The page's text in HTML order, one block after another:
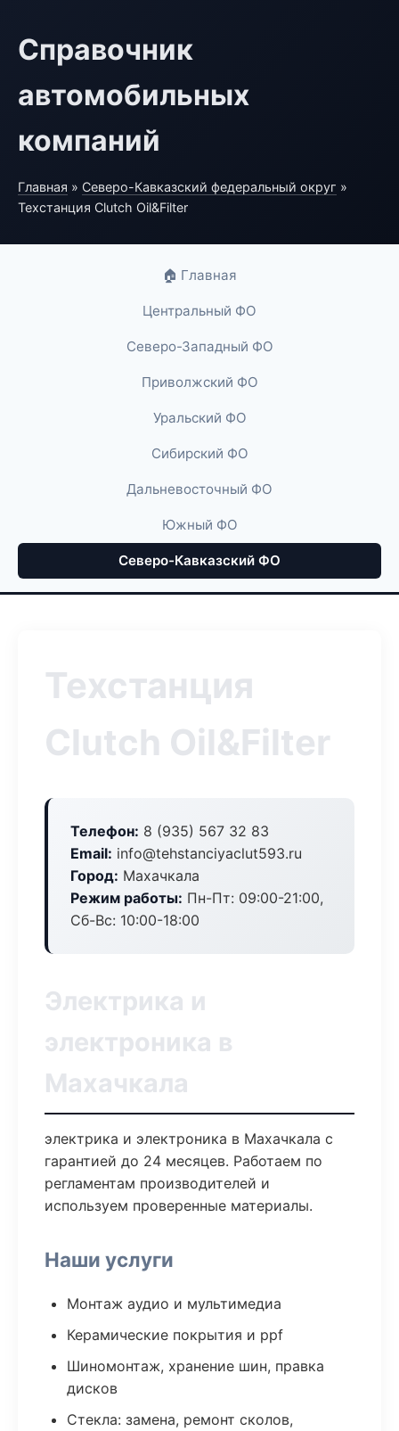
Справочник
автомобильных
компаний
Главная » Северо-Кавказский федеральный округ »
Техстанция Clutch Oil&Filter
🏠 Главная
Центральный ФО
Северо-Западный ФО
Приволжский ФО
Уральский ФО
Сибирский ФО
Дальневосточный ФО
Южный ФО
Северо-Кавказский ФО
Техстанция
Clutch Oil&Filter
Телефон: 8 (935) 567 32 83
Email: info@tehstanciyaclut593.ru
Город: Махачкала
Режим работы: Пн-Пт: 09:00-21:00,
Сб-Вс: 10:00-18:00
Электрика и
электроника в
Махачкала
электрика и электроника в Махачкала с
гарантией до 24 месяцев. Работаем по
регламентам производителей и
используем проверенные материалы.
Наши услуги
Монтаж аудио и мультимедиа
Керамические покрытия и ppf
Шиномонтаж, хранение шин, правка
дисков
Стекла: замена, ремонт сколов,